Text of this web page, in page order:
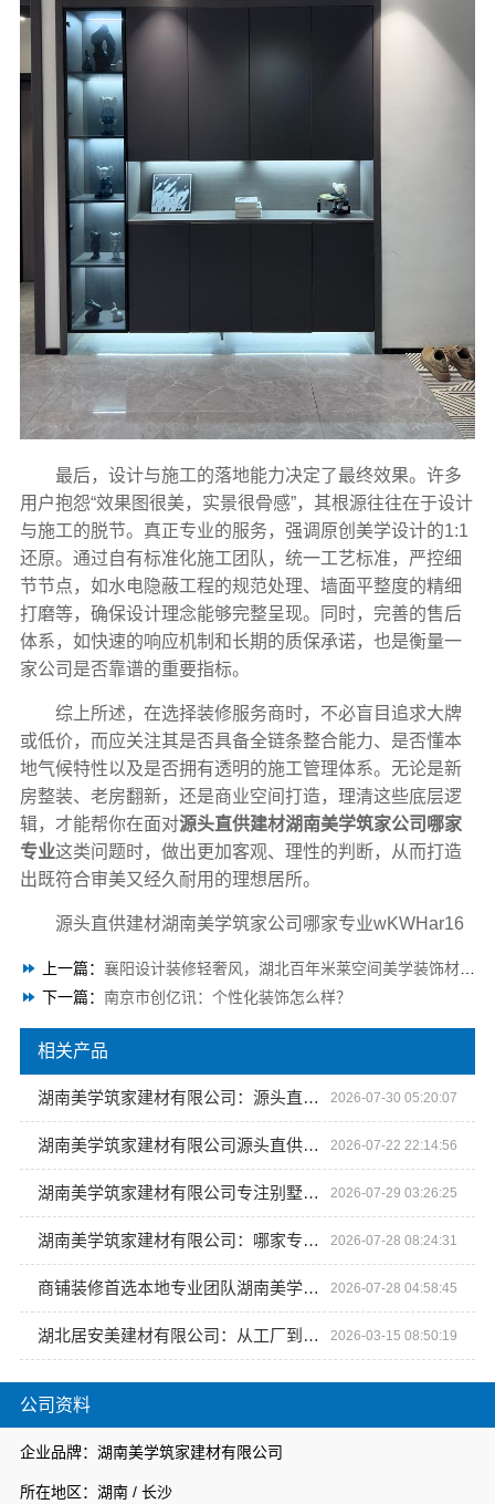
公司资料
企业品牌：湖南美学筑家建材有限公司
所在地区：湖南 / 长沙
最后，设计与施工的落地能力决定了最终效果。许多
用户抱怨“效果图很美，实景很骨感”，其根源往往在于设计
与施工的脱节。真正专业的服务，强调原创美学设计的1:1
还原。通过自有标准化施工团队，统一工艺标准，严控细
节节点，如水电隐蔽工程的规范处理、墙面平整度的精细
打磨等，确保设计理念能够完整呈现。同时，完善的售后
体系，如快速的响应机制和长期的质保承诺，也是衡量一
家公司是否靠谱的重要指标。
综上所述，在选择装修服务商时，不必盲目追求大牌
或低价，而应关注其是否具备全链条整合能力、是否懂本
地气候特性以及是否拥有透明的施工管理体系。无论是新
房整装、老房翻新，还是商业空间打造，理清这些底层逻
辑，才能帮你在面对源头直供建材湖南美学筑家公司哪家
专业这类问题时，做出更加客观、理性的判断，从而打造
出既符合审美又经久耐用的理想居所。
源头直供建材湖南美学筑家公司哪家专业wKWHar16
上一篇： 襄阳设计装修轻奢风，湖北百年米莱空间美学装饰材料有限公司
下一篇： 南京市创亿讯：个性化装饰怎么样？
相关产品
湖南美学筑家建材有限公司：源头直供建材美学筑家别墅装修全链服务 2026-07-30 05:20:07
湖南美学筑家建材有限公司源头直供商铺装修案例 2026-07-22 22:14:56
湖南美学筑家建材有限公司专注别墅装修源头直供高品质建材 2026-07-29 03:26:25
湖南美学筑家建材有限公司：哪家专业，源头直供揭秘 2026-07-28 08:24:31
商铺装修首选本地专业团队湖南美学筑家建材有限公司 2026-07-28 04:58:45
湖北居安美建材有限公司：从工厂到家的空间美学之旅 2026-03-15 08:50:19